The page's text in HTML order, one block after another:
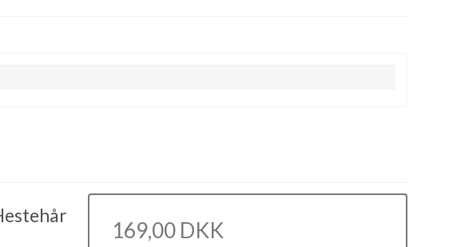
169,00 DKK